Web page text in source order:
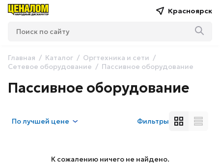
Красноярск
Главная Каталог
Оргтехника и сети
Сетевое оборудование
Пассивное оборудование
Пассивное оборудование
Получшей цене Фильтры
К сожалению ничего не найдено.